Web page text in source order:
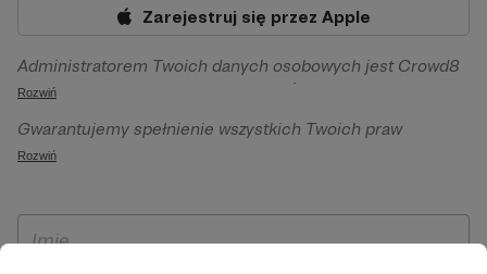
Zarejestruj się przez Apple
Administratorem Twoich danych osobowych jest Crowd8
sp. z o.o. z siedziba w Warszawie, ul. Żwirki i Wigury 16, 02-
092 Warszawa. Twoje dane osobowe będą przetwarzane w
szczególności w celu wykonania umowy zawartej z Tobą, w
Patronite.pl, w tym możliwości dokonywania oraz
otrzymywania wsparcia na naszej platformie oraz
Rozwiń
Gwarantujemy spełnienie wszystkich Twoich praw
wynikających z ogólnego rozporządzenia o ochronie
ich przenoszenia, niepodlegania zautomatyzowanemu
Rozwiń